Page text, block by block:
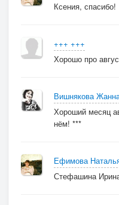
Ксения, спасибо!
+++ +++
Хорошо про
Вишнякова
Хороший месяц
нём! ***
Ефимова
Стефашина